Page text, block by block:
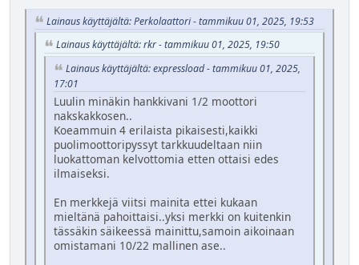
Lainaus käyttäjältä: Perkolaattori - tammikuu 01, 2025, 19:53
Lainaus käyttäjältä: rkr - tammikuu 01, 2025, 19:50
Lainaus käyttäjältä: expressload - tammikuu 01, 2025,
17:01
Luulin minäkin hankkivani 1/2 moottori
nakskakkosen..
Koeammuin 4 erilaista pikaisesti,kaikki
puolimoottoripyssyt tarkkuudeltaan niin
luokattoman kelvottomia etten ottaisi edes
ilmaiseksi.
En merkkejä viitsi mainita ettei kukaan
mieltänä pahoittaisi..yksi merkki on kuitenkin
tässäkin säikeessä mainittu,samoin aikoinaan
omistamani 10/22 mallinen ase..